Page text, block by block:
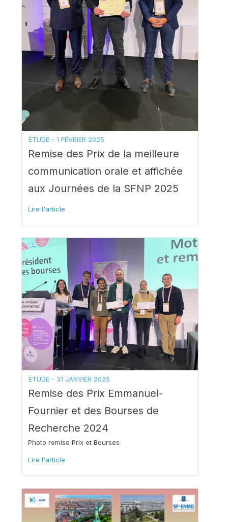
ÉTUDE - 1 FÉVRIER 2025
Remise des Prix de la meilleure
communication orale et affichée
aux Journées de la SFNP 2025
Lire l'article
ÉTUDE - 31 JANVIER 2025
Remise des Prix Emmanuel-
Fournier et des Bourses de
Recherche 2024
Photo remise Prix et Bourses
Lire l'article